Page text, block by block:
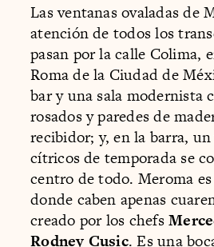
Las ventanas ovaladas de
atención de todos los
pasan por la calle Colima,
Roma de la Ciudad de
bar y una sala modernista
rosados y paredes de
recibidor; y, en la barra,
cítricos de temporada se
centro de todo. Meroma
donde caben apenas
creado por los chefs
Rodney Cusic. Es una